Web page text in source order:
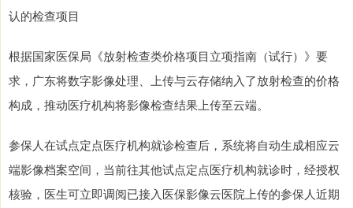
认的检查项目
根据国家医保局《放射检查类价格项目立项指南（试行）》要
求，广东将数字影像处理、上传与云存储纳入了放射检查的价格
构成，推动医疗机构将影像检查结果上传至云端。
参保人在试点定点医疗机构就诊检查后，系统将自动生成相应云
端影像档案空间，当前往其他试点定点医疗机构就诊时，经授权
核验，医生可立即调阅已接入医保影像云医院上传的参保人近期